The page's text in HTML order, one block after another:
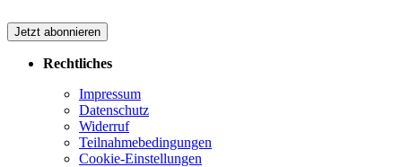
Jetzt abonnieren
Rechtliches
Impressum
Datenschutz
Widerruf
Teilnahmebedingungen
Cookie-Einstellungen